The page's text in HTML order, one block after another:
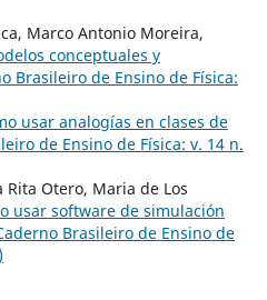
Marco Antonio Moreira,
conceptuales y
Brasileiro de Ensino de Física:
usar analogías en clases de
de Ensino de Física: v. 14 n.
Rita Otero, Maria de Los
usar software de simulación
Brasileiro de Ensino de